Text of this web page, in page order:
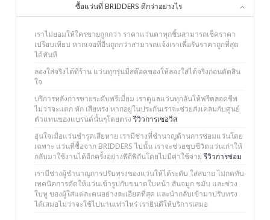
ซื้อแว่นที่ BRIDDERS ดีกว่าอย่างไร
เราไม่ยอมให้ใครขายถูกกว่า ราคาแว่นตาทุกชิ้นสามารถเช็คราคา
เปรียบเทียบ หากเจอที่อื่นถูกกว่าสามารถแจ้งเราเพื่อรับราคาถูกที่สุด
ได้ทันที
ลองใส่จริงได้ที่ร้าน แว่นทุกรุ่นมีสต๊อคของให้ลองใส่ได้จริงก่อนตัดสิน
ใจ
บริการหลังการขายระดับพรีเมี่ยม เราดูแลแว่นทุกอันให้ฟรีตลอดชีพ
ไม่ว่าจะแตก หัก เสียทรง หากอยู่ในประกันเราจะช่วยส่งเคลมกับศูนย์
ตัวแทนของแบรนด์นั้นๆโดยตรงรีวิวการเซอวิส
อุ่นใจเมื่อแว่นชำรุดเสียหาย เรามีช่างที่ชำนาญด้านการซ่อมแว่นโดย
เฉพาะ แว่นที่ซื้อจาก BRIDDERS ไปนั้น เราจะช่วยชุบชีวิตแว่นเก่าให้
กลับมาใช้งานได้อีกครั้งอย่างพิถีพิถันโดยไม่มีค่าใช้จ่ายรีวิวการซ่อม
เรามีช่างผู้ชำนาญการปรับทรงของแว่นให้ได้ระดับ ใส่สบาย ไม่กดทับ
เทคนิคการดัดให้แว่นเข้ารูปกับขนาดใบหน้า สันจมูก ขมับ และช่วง
ใบหู ของผู้ใส่แต่ละคนอย่างละเอียดที่สุด และนำกลับเข้ามาปรับทรง
ได้เสมอไม่ว่าจะใช้ไปนานเท่าไหร่ เรายินดีให้บริการเสมอ